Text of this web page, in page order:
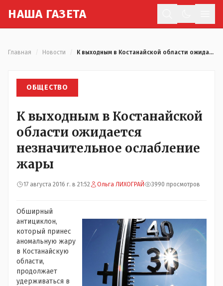
НАША ГАЗЕТА
Главная Новости К выходным в Костанайской области ожидается незначительное ослабление жары
ОБЩЕСТВО
К выходным в Костанайской
области ожидается
незначительное ослабление
жары
17 августа 2016 г. в 21:52 Ольга ЛИХОГРАЙ 3990 просмотров
Обширный
антициклон,
который принес
аномальную жару
в Костанайскую
области,
продолжает
удерживаться в